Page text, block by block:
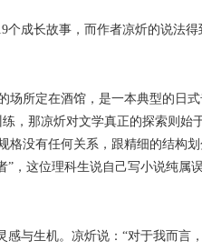
长故事，而作者凉炘的说法
定在酒馆，是一本典型的日
那凉炘对文学真正的探索则始
没有任何关系，跟精细的结构
这位理科生说自己写小说纯属
生机。凉炘说：“对于我而言